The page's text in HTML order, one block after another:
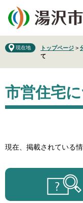
の
先
で
。
ー
を
ば
て
現在地 トップページ >
て
文
市営住宅
現在、掲載されている